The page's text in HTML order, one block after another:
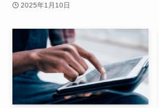
2025年1月10日